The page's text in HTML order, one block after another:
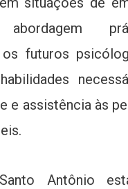
os futuros
e assistência às
Antônio